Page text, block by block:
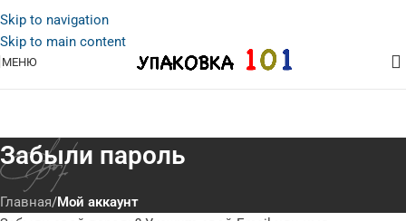
Skip to navigation
Skip to main content
МЕНЮ
Забыли пароль
Главная/Мой аккаунт